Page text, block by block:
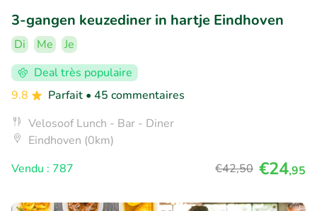
3-gangen keuzediner in hartje Eindhoven
Di Me
Je
Deal très populaire
9.8
Parfait • 45 commentaires
Velosoof Lunch - Bar - Diner
Eindhoven (0km)
Vendu : 787
€42,50 €24,95